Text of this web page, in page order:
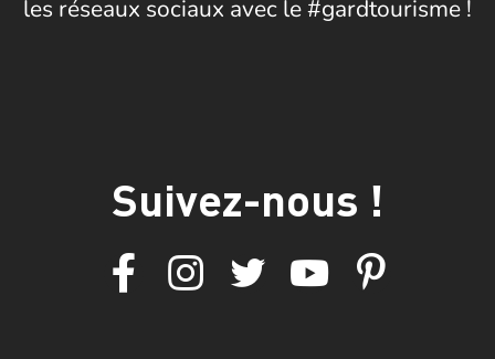
les réseaux sociaux avec le #gardtourisme !
Suivez-nous !